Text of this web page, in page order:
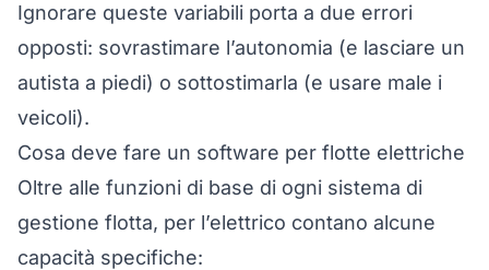
Ignorare queste variabili porta a due errori
opposti: sovrastimare l’autonomia (e lasciare un
autista a piedi) o sottostimarla (e usare male i
veicoli).
Cosa deve fare un software per flotte elettriche
Oltre alle funzioni di base di ogni sistema di
gestione flotta, per l’elettrico contano alcune
capacità specifiche: